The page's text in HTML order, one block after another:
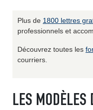
Plus de 1800 lettres
professionnels et
Découvrez toutes les
courriers.
LES MODÈLES